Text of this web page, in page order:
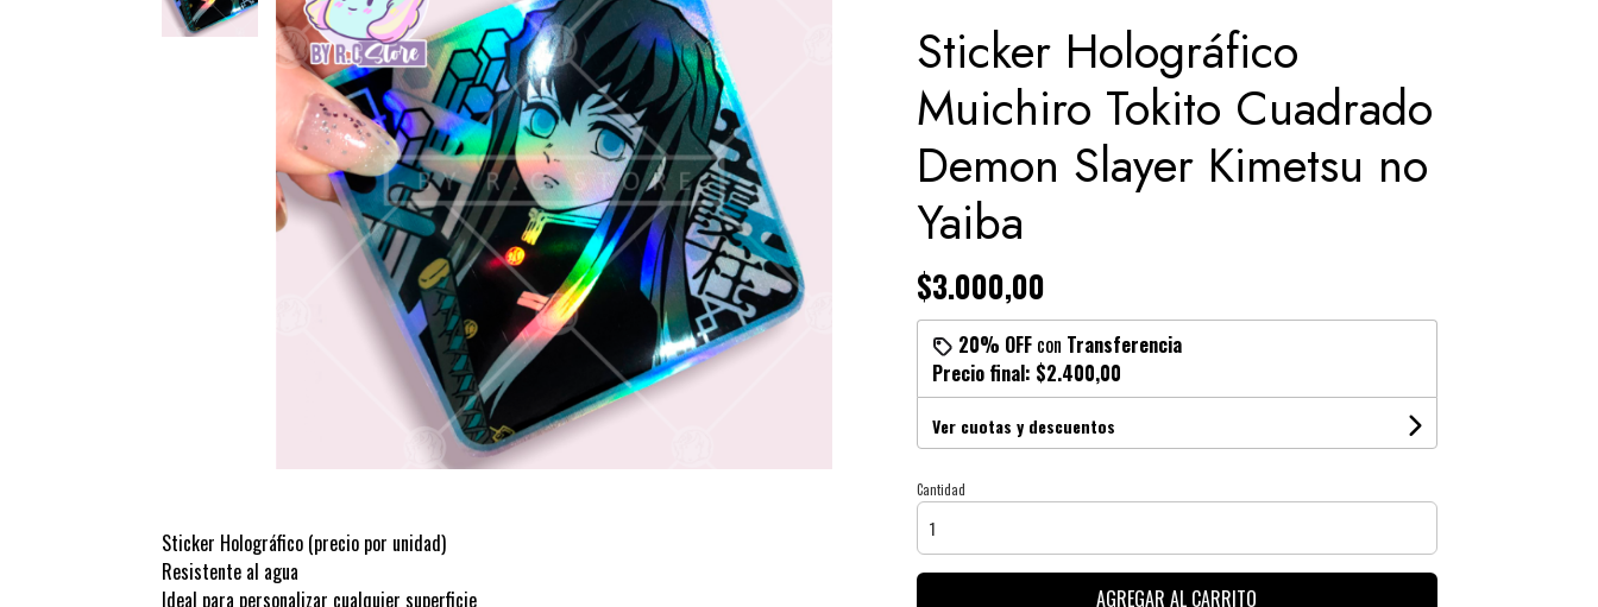
Sticker Holográfico (precio por unidad)
Resistente al agua
Ideal para personalizar cualquier superficie
Sticker Holográfico
Muichiro Tokito Cuadrado
Demon Slayer Kimetsu no
Yaiba
$3.000,00
20% OFFcon Transferencia
Precio final: $2.400,00
Ver cuotas y descuentos
Cantidad
AGREGAR AL CARRITO